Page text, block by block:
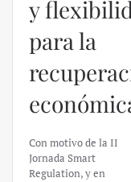
y
para la
Con motivo de la II
Jornada Smart
Regulation, y en